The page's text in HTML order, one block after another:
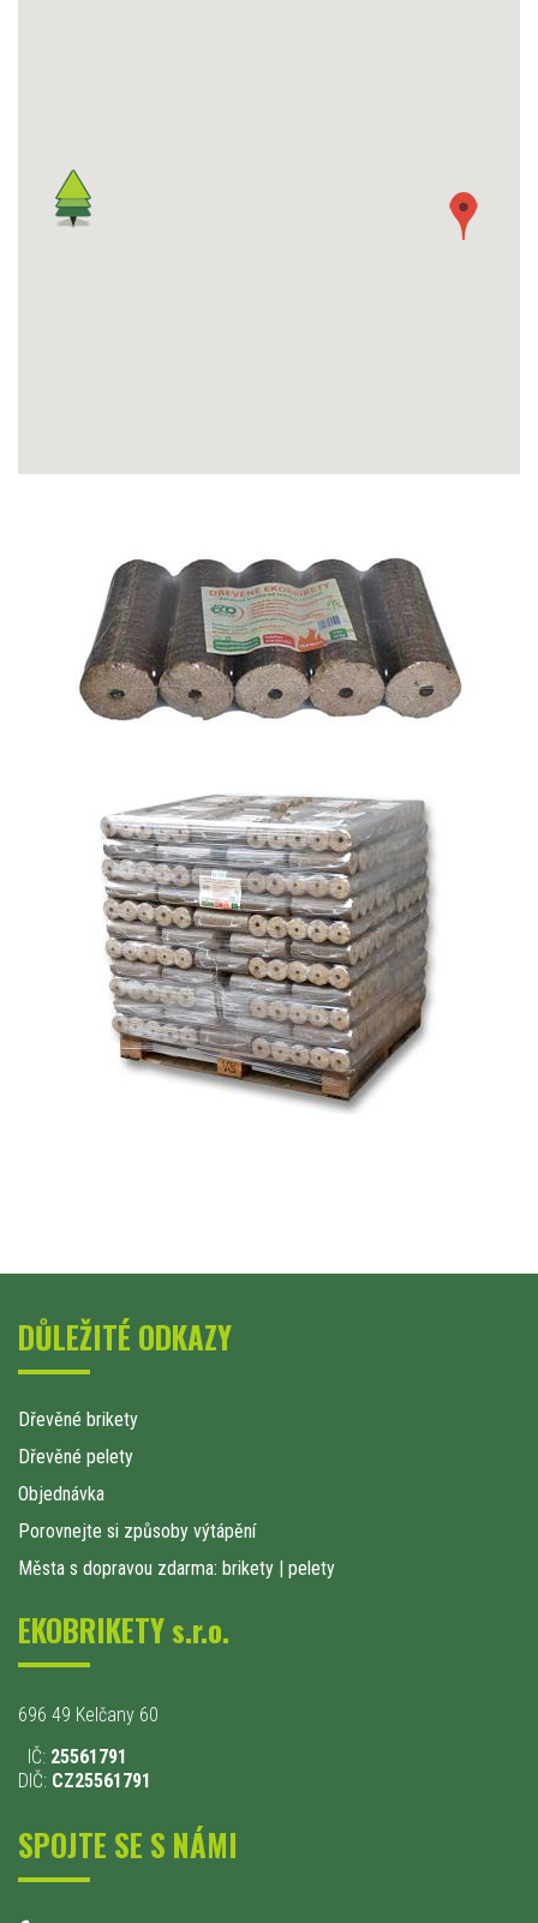
DŮLEŽITÉ ODKAZY
Dřevěné brikety
Dřevěné pelety
Objednávka
Porovnejte si způsoby výtápění
Města s dopravou zdarma: brikety | pelety
EKOBRIKETY s.r.o.
696 49 Kelčany 60
IČ: 25561791
DIČ: CZ25561791
SPOJTE SE S NÁMI